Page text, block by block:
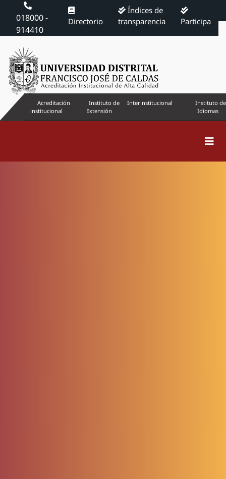
018000 -
914410
Directorio
Índices de
transparencia
Participa
Acreditación
institucional
Instituto de
Extensión
Interinstitucional
Instituto de
Idiomas